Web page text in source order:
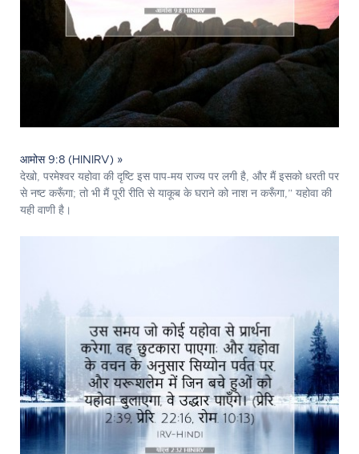
आमोस 9:8 (HINIRV) »
देखो, परमेश्‍वर यहोवा की दृष्टि इस पाप-मय राज्य पर लगी है, और मैं इसको धरती पर
से नष्ट करूँगा; तो भी मैं पूरी रीति से याकूब के घराने को नाश न करूँगा,” यहोवा की
यही वाणी है।